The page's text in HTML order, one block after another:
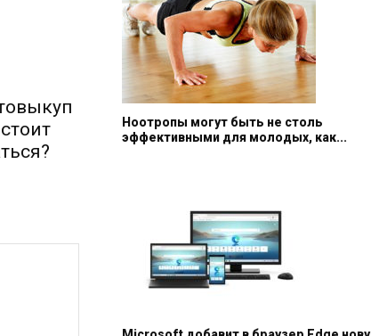
Ноотропы могут быть не столь
эффективными для молодых, как...